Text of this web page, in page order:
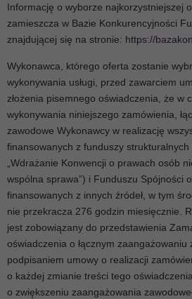
Informację o wyborze najkorzystniejszej
zamieszcza w Bazie Konkurencyjności
znajdującej się na stronie: https://
Wykonawca, którego oferta zostanie
wykonywania usługi, przed zawarciem
złożenia pisemnego oświadczenia, że w
wykonywania niniejszego zamówienia,
zawodowe Wykonawcy w realizację
finansowanych z funduszy
„Wdrażanie Konwencji o prawach osób
wspólna sprawa”) i Funduszu Spójności
finansowanych z innych źródeł, w tym
nie przekracza 276 godzin miesięcznie.
jest zobowiązany do przedstawienia
oświadczenia o łącznym zaangażowaniu
podpisaniem umowy o realizacji
o każdej zmianie treści tego
o zwiększeniu zaangażowania